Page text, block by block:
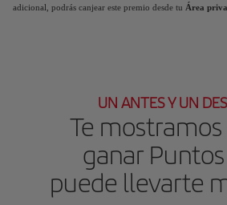
adicional, podrás canjear este premio desde tu Área
UN ANTES Y UN
Te
ganar
puede llevarte